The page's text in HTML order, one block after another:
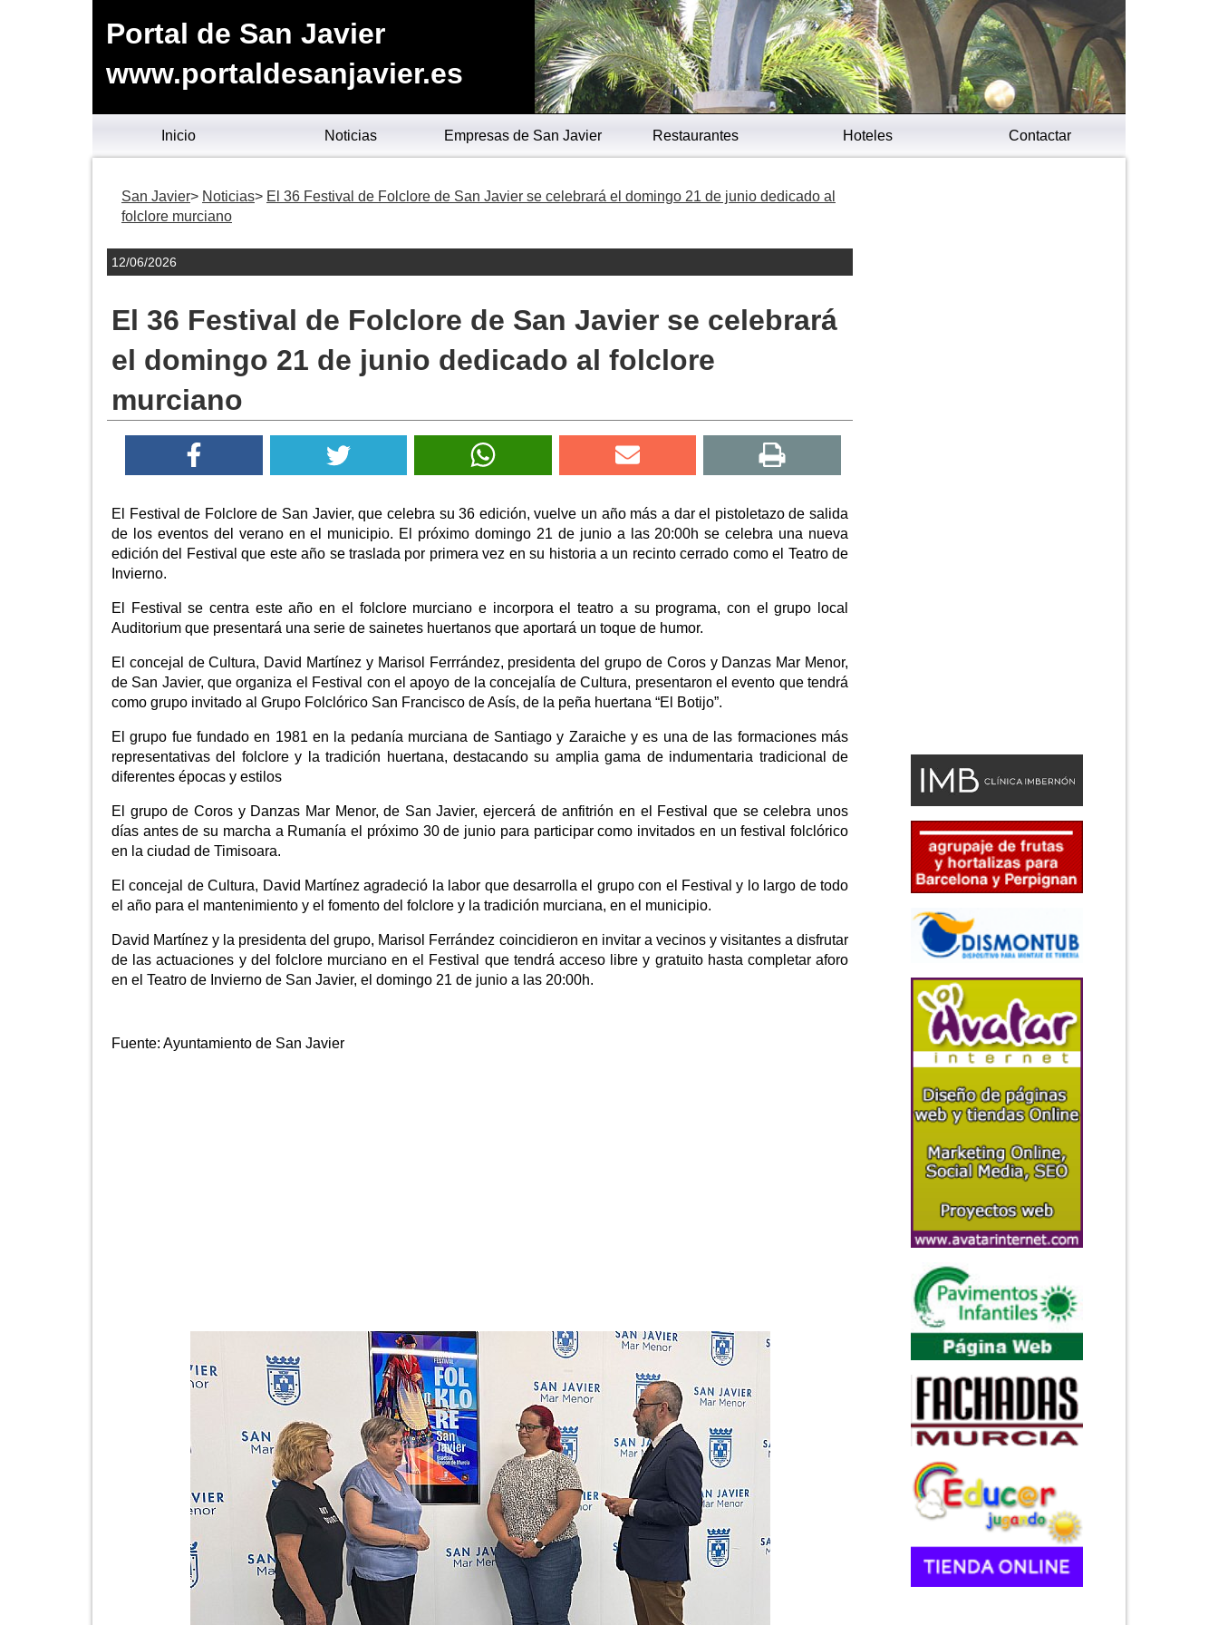
Portal de San Javier
www.portaldesanjavier.es
Inicio Noticias Empresas de San Javier Restaurantes Hoteles Contactar
San Javier Noticias
El 36 Festival de Folclore de San Javier se celebrará el domingo 21 de junio dedicado al
folclore murciano
12/06/2026
El 36 Festival de Folclore de San Javier se celebrará
el domingo 21 de junio dedicado al folclore
murciano
El Festival de Folclore de San Javier, que celebra su 36 edición, vuelve un año más a dar el pistoletazo de salida
de los eventos del verano en el municipio. El próximo domingo 21 de junio a las 20:00h se celebra una nueva
edición del Festival que este año se traslada por primera vez en su historia a un recinto cerrado como el Teatro de
Invierno.
El Festival se centra este año en el folclore murciano e incorpora el teatro a su programa, con el grupo local
Auditorium que presentará una serie de sainetes huertanos que aportará un toque de humor.
El concejal de Cultura, David Martínez y Marisol Ferrrández, presidenta del grupo de Coros y Danzas Mar Menor,
de San Javier, que organiza el Festival con el apoyo de la concejalía de Cultura, presentaron el evento que tendrá
como grupo invitado al Grupo Folclórico San Francisco de Asís, de la peña huertana “El Botijo”.
El grupo fue fundado en 1981 en la pedanía murciana de Santiago y Zaraiche y es una de las formaciones más
representativas del folclore y la tradición huertana, destacando su amplia gama de indumentaria tradicional de
diferentes épocas y estilos
El grupo de Coros y Danzas Mar Menor, de San Javier, ejercerá de anfitrión en el Festival que se celebra unos
días antes de su marcha a Rumanía el próximo 30 de junio para participar como invitados en un festival folclórico
en la ciudad de Timisoara.
El concejal de Cultura, David Martínez agradeció la labor que desarrolla el grupo con el Festival y lo largo de todo
el año para el mantenimiento y el fomento del folclore y la tradición murciana, en el municipio.
David Martínez y la presidenta del grupo, Marisol Ferrández coincidieron en invitar a vecinos y visitantes a disfrutar
de las actuaciones y del folclore murciano en el Festival que tendrá acceso libre y gratuito hasta completar aforo
en el Teatro de Invierno de San Javier, el domingo 21 de junio a las 20:00h.
Fuente: Ayuntamiento de San Javier